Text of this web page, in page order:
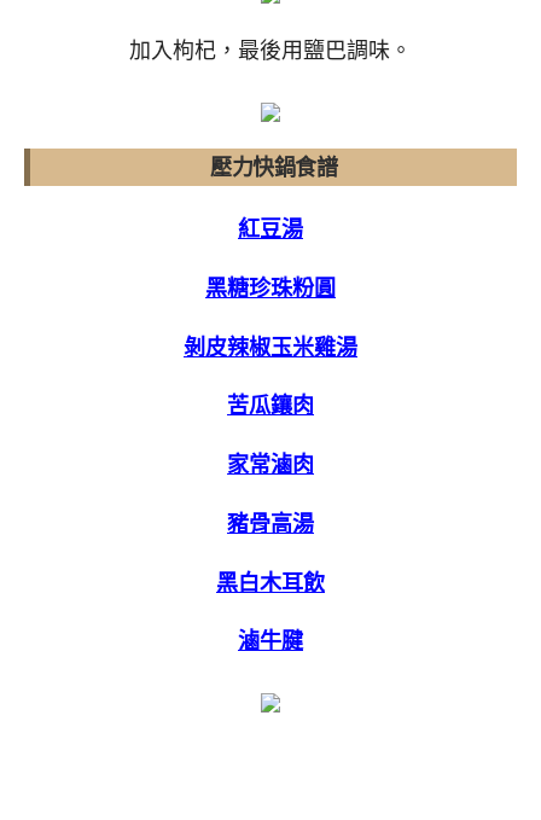
加入枸杞，最後用鹽巴調味。
壓力快鍋食譜
紅豆湯
黑糖珍珠粉圓
剝皮辣椒玉米雞湯
苦瓜鑲肉
家常滷肉
豬骨高湯
黑白木耳飲
滷牛腱